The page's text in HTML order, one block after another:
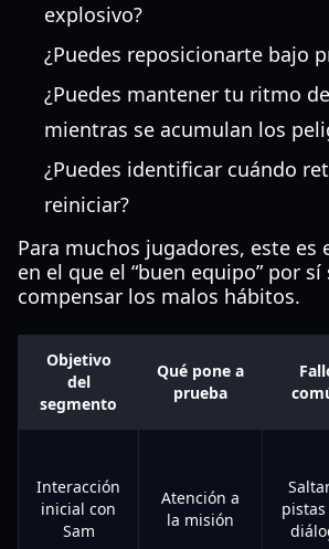
explosivo?
¿Puedes reposicionarte bajo
¿Puedes mantener tu ritmo
mientras se acumulan los
¿Puedes identificar cuándo
reiniciar?
Para muchos jugadores, este
en el que el “buen equipo” por
compensar los malos hábitos.
Objetivo
del
segmento
Qué pone a
prueba
Interacción
inicial con
Sam
Atención a
la misión